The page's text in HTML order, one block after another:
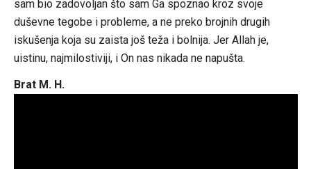
sam bio zadovoljan što sam Ga spoznao kroz svoje
duševne tegobe i probleme, a ne preko brojnih drugih
iskušenja koja su zaista još teža i bolnija. Jer Allah je,
uistinu, najmilostiviji, i On nas nikada ne napušta.
Brat M. H.